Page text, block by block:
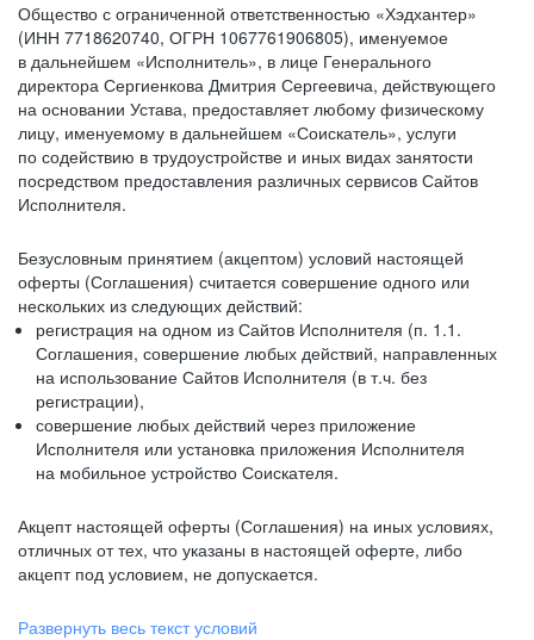
Общество с ограниченной ответственностью «Хэдхантер»
(ИНН 7718620740, ОГРН 1067761906805), именуемое
в дальнейшем «Исполнитель», в лице Генерального
директора Сергиенкова Дмитрия Сергеевича, действующего
на основании Устава, предоставляет любому физическому
лицу, именуемому в дальнейшем «Соискатель», услуги
по содействию в трудоустройстве и иных видах занятости
посредством предоставления различных сервисов Сайтов
Исполнителя.
Безусловным принятием (акцептом) условий настоящей
оферты (Соглашения) считается совершение одного или
нескольких из следующих действий:
регистрация на одном из Сайтов Исполнителя (п. 1.1.
Соглашения, совершение любых действий, направленных
на использование Сайтов Исполнителя (в т.ч. без
регистрации),
совершение любых действий через приложение
Исполнителя или установка приложения Исполнителя
на мобильное устройство Соискателя.
Акцепт настоящей оферты (Соглашения) на иных условиях,
отличных от тех, что указаны в настоящей оферте, либо
акцепт под условием, не допускается.
Развернуть весь текст условий